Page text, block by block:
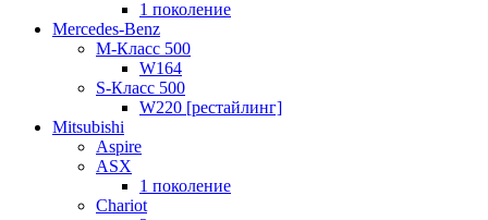
1 поколение
Mercedes-Benz
M-Класс 500
W164
S-Класс 500
W220 [рестайлинг]
Mitsubishi
Aspire
ASX
1 поколение
Chariot